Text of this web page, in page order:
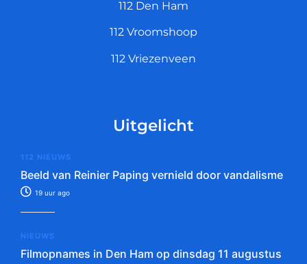
112 Den Ham
112 Vroomshoop
112 Vriezenveen
Uitgelicht
112 NIEUWS
Beeld van Reinier Paping vernield door vandalisme
19 uur ago
NIEUWS
Filmopnames in Den Ham op dinsdag 11 augustus